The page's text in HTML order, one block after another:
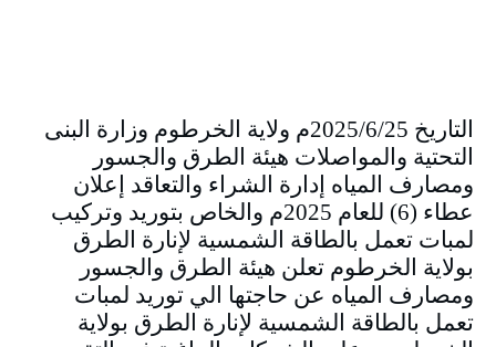
التاريخ 2025/6/25م ولاية الخرطوم وزارة البنى
التحتية والمواصلات هيئة الطرق والجسور
ومصارف المياه إدارة الشراء والتعاقد إعلان
عطاء (6) للعام 2025م والخاص بتوريد وتركيب
لمبات تعمل بالطاقة الشمسية لإنارة الطرق
بولاية الخرطوم تعلن هيئة الطرق والجسور
ومصارف المياه عن حاجتها الي توريد لمبات
تعمل بالطاقة الشمسية لإنارة الطرق بولاية